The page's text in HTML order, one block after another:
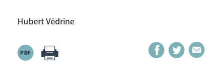
Hubert Védrine
l’URSS. Seule la Russie peut mener à son
certains espèrent déjà engagée. Des
politiques européennes et américaines